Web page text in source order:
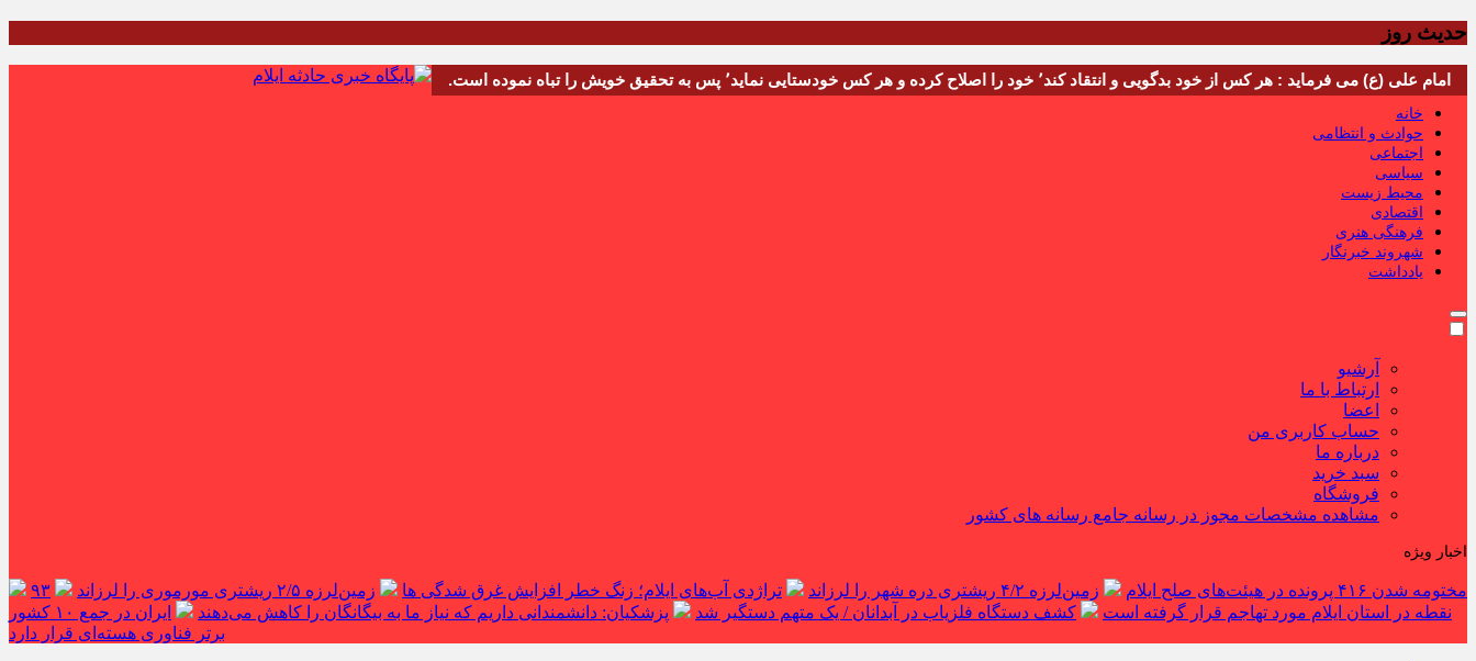
حدیث روز
امام علی (ع) می فرماید : هر کس از خود بدگویی و انتقاد کند٬ خود را اصلاح کرده و هر کس خودستایی نماید٬ پس به تحقیق خویش را تباه نموده است.
خانه
حوادث و انتظامی
اجتماعی
سیاسی
محیط زیست
اقتصادی
فرهنگی هنری
شهروند خبرنگار
یادداشت
آرشیو
ارتباط با ما
اعضا
حساب کاربری من
درباره ما
سبد خرید
فروشگاه
مشاهده مشخصات مجوز در رسانه جامع رسانه های کشور
اخبار ویژه
مختومه شدن ۴۱۶ پرونده در هیئت‌های صلح ایلام زمین‌لرزه ۴/۲ ریشتری دره شهر را لرزاند تراژدی آب‌های ایلام؛ زنگ خطر افزایش غرق شدگی ها زمین‌لرزه ۲/۵ ریشتری مورموری را لرزاند
۹۳
نقطه در استان ایلام مورد تهاجم قرار گرفته است
کشف دستگاه فلزیاب در آبدانان / یک متهم دستگیر شد پزشکیان: دانشمندانی داریم که نیاز ما به بیگانگان را کاهش می‌دهند
ایران در جمع ۱۰ کشور
برتر فناوری هسته‌ای قرار دارد